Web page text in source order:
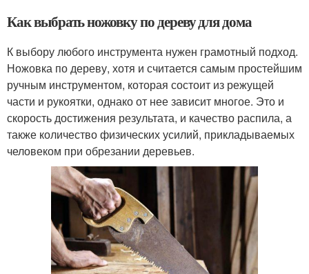
Как выбрать ножовку по дереву для дома
К выбору любого инструмента нужен грамотный подход.
Ножовка по дереву, хотя и считается самым простейшим
ручным инструментом, которая состоит из режущей
части и рукоятки, однако от нее зависит многое. Это и
скорость достижения результата, и качество распила, а
также количество физических усилий, прикладываемых
человеком при обрезании деревьев.